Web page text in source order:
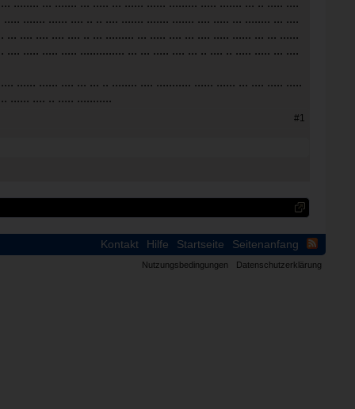
........ ... ....... ... ..... ... ...... ...... ......... ..... ....... ... .. ..... ....
....... ...... .... .. .. .... ....... ....... ....... .... ..... ... ........ ... ....
.... .... .... .... .. ... ......... ... ..... .... ... .... ..... ...... ... ... ......
..... ..... ..... .............. ... ... ..... .... ... .. .... .. ..... ..... ... ....
...... ...... .... ... ... .. ........ .... ........... ...... ...... ... .... ..... .....
...... .... .. ..... ...........
#1
Kontakt Hilfe Startseite Seitenanfang
Nutzungsbedingungen Datenschutzerklärung